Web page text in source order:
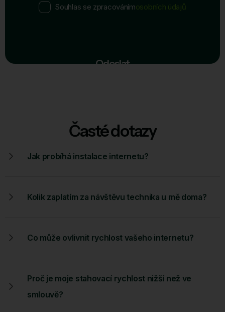
Souhlas se zpracovánímosobních údajů
Odeslat
Časté dotazy
Jak probíhá instalace internetu?
Kolik zaplatím za návštěvu technika u mě doma?
Co může ovlivnit rychlost vašeho internetu?
Proč je moje stahovací rychlost nižší než ve
smlouvě?